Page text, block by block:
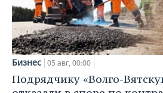
Бизнес 05 авг, 00:00
Подрядчику «Волго-